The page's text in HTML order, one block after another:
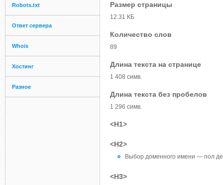
Robots.txt
Ответ сервера
Whois
Хостинг
Разное
Размер страницы
12.31 КБ
Количество слов
89
Длина текста на странице
1 408 симв.
Длина текста без пробелов
1 296 симв.
<H1>
<H2>
Выбор доменного имени — пол
<H3>